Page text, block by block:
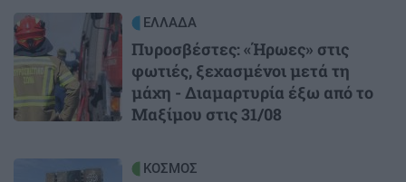
Image ΕΛΛΑΔΑ
Πυροσβέστες: «Ήρωες» στις
φωτιές, ξεχασμένοι μετά τη
μάχη - Διαμαρτυρία έξω από το
Μαξίμου στις 31/08
ΚΟΣΜΟΣ